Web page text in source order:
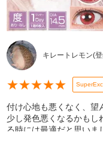
キレートレモン(
★★★★★
付け心地も悪くなく、望
少し発色悪くなるかもし
る時には最適だと思いま